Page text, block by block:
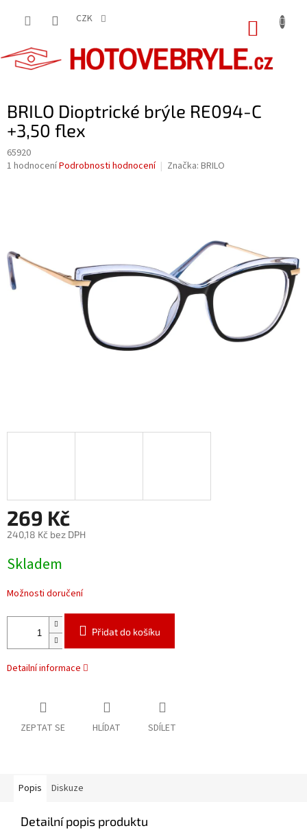
CZK
BRILO Dioptrické brýle RE094-C
+3,50 flex
65920
Průměrné
hvězdiček.
1 hodnoceníPodrobnosti hodnocení Značka: BRILO
269 Kč
240,18 Kč bez DPH
cena:
Skladem
Možnosti doručení
Přidat do košíku
Detailní informace
ZEPTAT SE HLÍDAT SDÍLET
Popis Diskuze
Detailní popis produktu